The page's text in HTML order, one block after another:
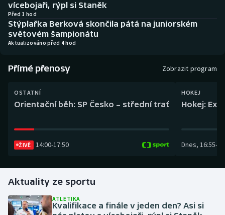
Biatlon
Boby a skeleton
Dostihy
Florbal
Golf
Gymnastika
Aplikace ČT sport
AZ kvíz
vícebojaři, rýpl si Staněk
Před 1 hod
Stýplařka Berková skončila pátá na juniorském
světovém šampionátu
Aktualizováno před 4 hod
Přímé přenosy Zobrazit program
OSTATNÍ
Orientační běh: SP Česko – střední trať
ŽIVĚ 14:00-17:50
HOKEJ
Hokej:
Dnes, 16:55-
Aktuality ze sportu
ATLETIKA
Kvalifikace a finále v jeden den? Asi si